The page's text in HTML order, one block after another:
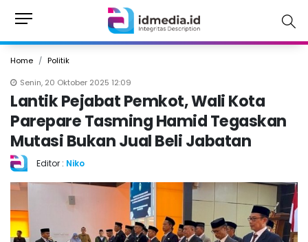
Home
Politik
Senin, 20 Oktober 2025 12:09
Lantik Pejabat Pemkot, Wali Kota
Parepare Tasming Hamid Tegaskan
Mutasi Bukan Jual Beli Jabatan
Editor : Niko